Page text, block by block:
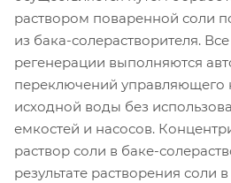
раствором поваренной соли
из бака-солерастворителя.
регенерации выполняются
переключений управляющего
исходной воды без
емкостей и насосов.
раствор соли в баке-
результате растворения соли